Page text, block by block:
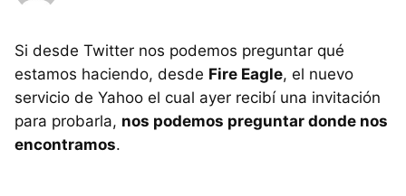
Si desde Twitter nos podemos preguntar qué
estamos haciendo, desde Fire Eagle, el nuevo
servicio de Yahoo el cual ayer recibí una invitación
para probarla, nos podemos preguntar donde nos
encontramos.